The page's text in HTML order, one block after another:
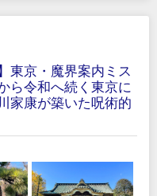
東京・魔界案内ミス
ら令和へ続く東京に
家康が築いた呪術的